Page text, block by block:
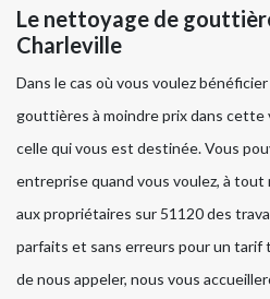
Le nettoyage de
Charleville
Dans le cas où vous voulez
gouttières à moindre prix dans cette
celle qui vous est destinée. Vous
entreprise quand vous voulez, à
aux propriétaires sur 51120 des
parfaits et sans erreurs pour un tarif
de nous appeler, nous vous